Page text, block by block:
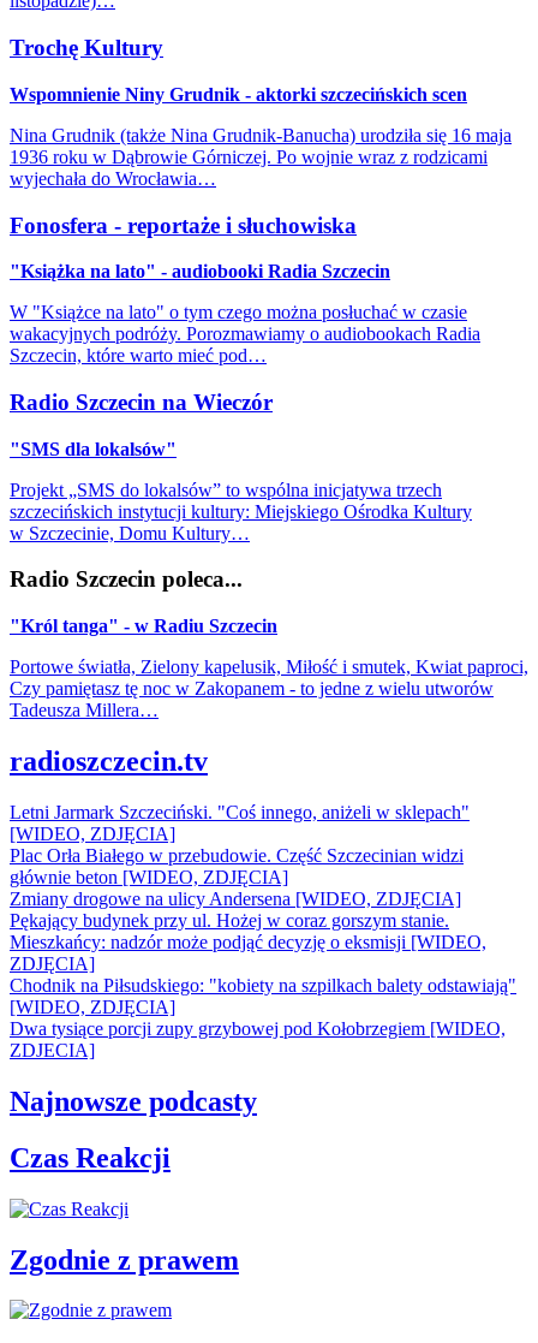
Trochę Kultury
Wspomnienie Niny Grudnik - aktorki szczecińskich scen
Nina Grudnik (także Nina Grudnik-Banucha) urodziła się 16 maja
1936 roku w Dąbrowie Górniczej. Po wojnie wraz z rodzicami
wyjechała do Wrocławia…
Fonosfera - reportaże i słuchowiska
"Książka na lato" - audiobooki Radia Szczecin
W "Książce na lato" o tym czego można posłuchać w czasie
wakacyjnych podróży. Porozmawiamy o audiobookach Radia
Szczecin, które warto mieć pod…
Radio Szczecin na Wieczór
"SMS dla lokalsów"
Projekt „SMS do lokalsów” to wspólna inicjatywa trzech
szczecińskich instytucji kultury: Miejskiego Ośrodka Kultury
w Szczecinie, Domu Kultury…
Radio Szczecin poleca...
"Król tanga" - w Radiu Szczecin
Portowe światła, Zielony kapelusik, Miłość i smutek, Kwiat paproci,
Czy pamiętasz tę noc w Zakopanem - to jedne z wielu utworów
Tadeusza Millera…
radioszczecin.tv
Letni Jarmark Szczeciński. "Coś innego, aniżeli w sklepach"
[WIDEO, ZDJĘCIA]
Plac Orła Białego w przebudowie. Część Szczecinian widzi
głównie beton [WIDEO, ZDJĘCIA]
Zmiany drogowe na ulicy Andersena [WIDEO, ZDJĘCIA]
Pękający budynek przy ul. Hożej w coraz gorszym stanie.
Mieszkańcy: nadzór może podjąć decyzję o eksmisji [WIDEO,
ZDJĘCIA]
Chodnik na Piłsudskiego: "kobiety na szpilkach balety odstawiają"
[WIDEO, ZDJĘCIA]
Dwa tysiące porcji zupy grzybowej pod Kołobrzegiem [WIDEO,
ZDJECIA]
Najnowsze podcasty
Czas Reakcji
Zgodnie z prawem